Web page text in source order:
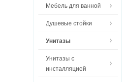
Мебель для ванной
Душевые стойки
Унитазы
Унитазы с
инсталляцией